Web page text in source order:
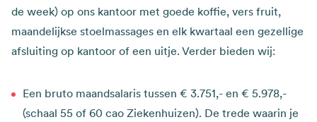
de week) op ons kantoor met goede koffie, vers fruit,
maandelijkse stoelmassages en elk kwartaal een gezellige
afsluiting op kantoor of een uitje. Verder bieden wij:
Een bruto maandsalaris tussen € 3.751,- en € 5.978,-
(schaal 55 of 60 cao Ziekenhuizen). De trede waarin je